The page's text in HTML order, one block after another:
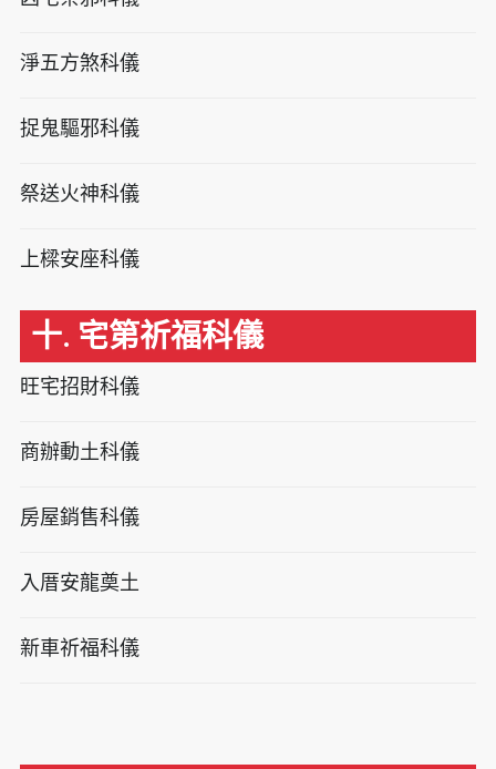
淨五方煞科儀
捉鬼驅邪科儀
祭送火神科儀
上樑安座科儀
十. 宅第祈福科儀
旺宅招財科儀
商辦動土科儀
房屋銷售科儀
入厝安龍奠土
新車祈福科儀